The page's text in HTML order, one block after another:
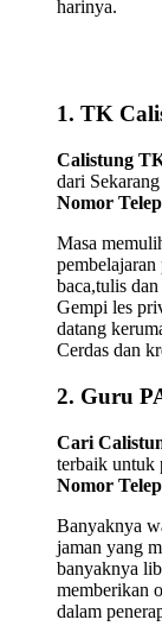
harinya.
1. TK
Calistung
dari
Nomor
Masa
pembelajaran
baca,tulis
Gempi les
datang
Cerdas dan
2. Guru
Cari
terbaik untuk
Nomor
Banyaknya
jaman yang
banyaknya
memberikan
dalam